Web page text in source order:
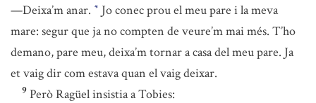
—Deixa’m anar. * Jo conec prou el meu pare i la meva
mare: segur que ja no compten de veure’m mai més. T’ho
demano, pare meu, deixa’m tornar a casa del meu pare. Ja
et vaig dir com estava quan el vaig deixar.
9 Però Ragüel insistia a Tobies: